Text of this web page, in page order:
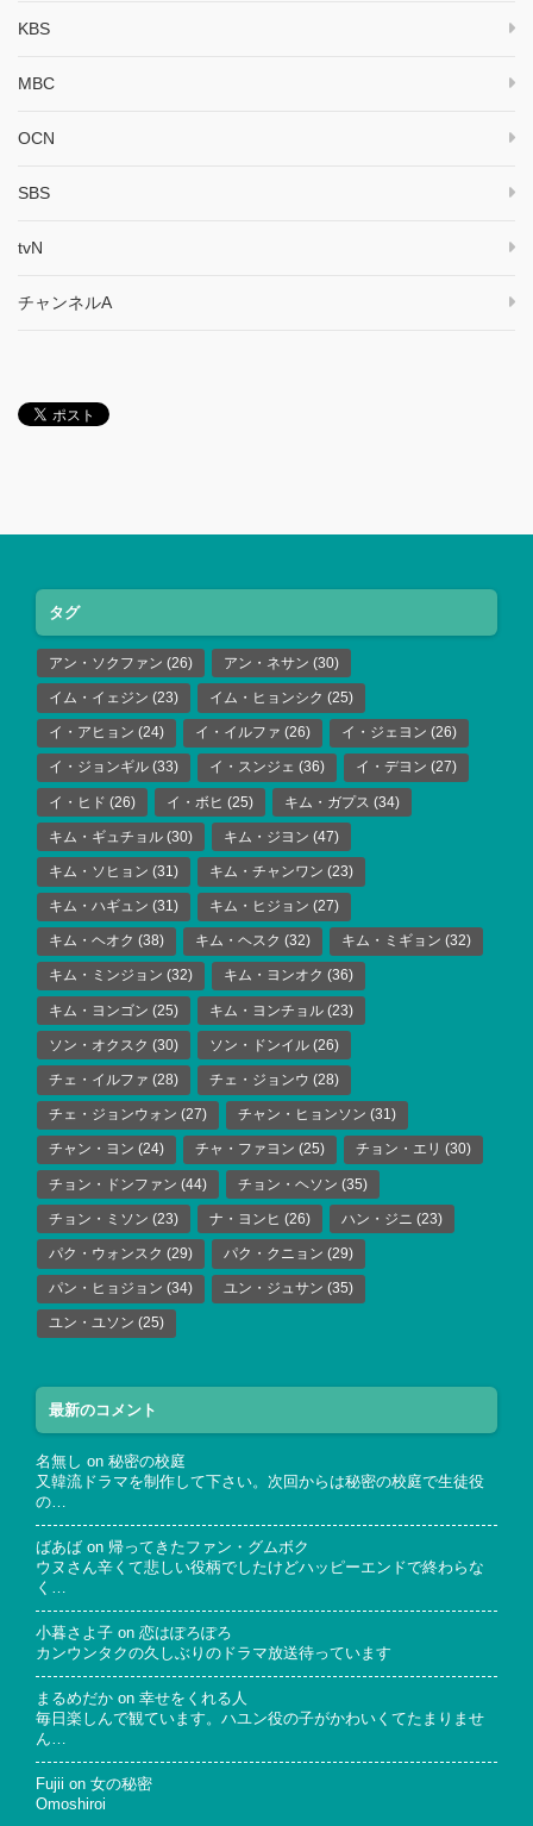
KBS
MBC
OCN
SBS
tvN
チャンネルA
タグ
アン・ソクファン (26) アン・ネサン (30)
イム・イェジン (23) イム・ヒョンシク (25)
イ・アヒョン (24) イ・イルファ (26) イ・ジェヨン (26)
イ・ジョンギル (33) イ・スンジェ (36) イ・デヨン (27)
イ・ヒド (26) イ・ボヒ (25) キム・ガプス (34)
キム・ギュチョル (30) キム・ジヨン (47)
キム・ソヒョン (31) キム・チャンワン (23)
キム・ハギュン (31) キム・ヒジョン (27)
キム・ヘオク (38) キム・ヘスク (32) キム・ミギョン (32)
キム・ミンジョン (32) キム・ヨンオク (36)
キム・ヨンゴン (25) キム・ヨンチョル (23)
ソン・オクスク (30) ソン・ドンイル (26)
チェ・イルファ (28) チェ・ジョンウ (28)
チェ・ジョンウォン (27) チャン・ヒョンソン (31)
チャン・ヨン (24) チャ・ファヨン (25) チョン・エリ (30)
チョン・ドンファン (44) チョン・ヘソン (35)
チョン・ミソン (23) ナ・ヨンヒ (26) ハン・ジニ (23)
パク・ウォンスク (29) パク・クニョン (29)
パン・ヒョジョン (34) ユン・ジュサン (35)
ユン・ユソン (25)
最新のコメント
名無し on 秘密の校庭
又韓流ドラマを制作して下さい。次回からは秘密の校庭で生徒役
の…
ばあば on 帰ってきたファン・グムボク
ウヌさん辛くて悲しい役柄でしたけどハッピーエンドで終わらな
く…
小暮さよ子 on 恋はぽろぽろ
カンウンタクの久しぶりのドラマ放送待っています
まるめだか on 幸せをくれる人
毎日楽しんで観ています。ハユン役の子がかわいくてたまりませ
ん…
Fujii on 女の秘密
Omoshiroi